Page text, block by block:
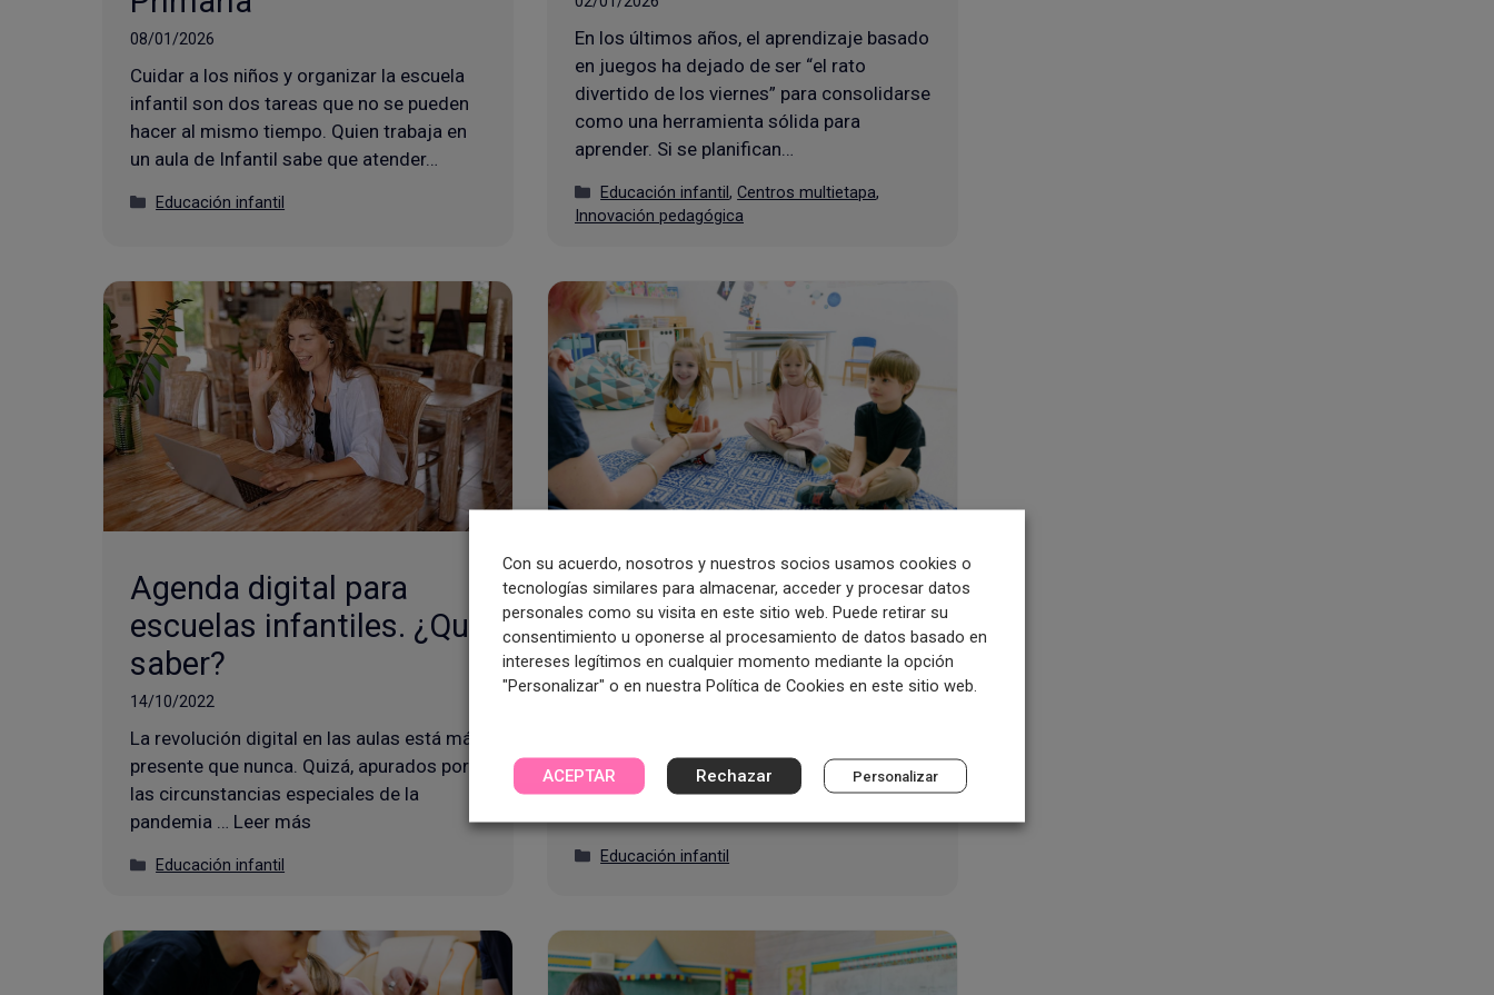
08/01/2026
Cuidar a los niños y organizar la escuela
infantil son dos tareas que no se pueden
hacer al mismo tiempo. Quien trabaja en
un aula de Infantil sabe que atender…
Categorías
Educación infantil
En los últimos años, el aprendizaje basado
en juegos ha dejado de ser “el rato
divertido de los viernes” para consolidarse
como una herramienta sólida para
aprender. Si se planifican…
Categorías
Educación infantil,Centros multietapa,
Innovación pedagógica
Agenda digital para
escuelas infantiles. ¿Qué
saber?
14/10/2022
La revolución digital en las aulas está más
presente que nunca. Quizá, apurados por
las circunstancias especiales de la
pandemia … Leer más
Categorías
Educación infantil
La educación emocional
en infantil, ¿qué saber?
23/09/2022
sentimos diversas emociones ante
diferentes circunstancias. Por ello, la
Categorías
Educación infantil
Con su acuerdo, nosotros y nuestros socios usamos cookies o
tecnologías similares para almacenar, acceder y procesar datos
personales como su visita en este sitio web. Puede retirar su
consentimiento u oponerse al procesamiento de datos basado en
intereses legítimos en cualquier momento mediante la opción
"Personalizar" o en nuestra Política de Cookies en este sitio web.
ACEPTAR Rechazar Personalizar